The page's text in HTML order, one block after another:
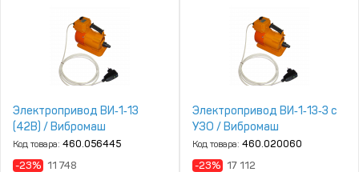
Электропривод ВИ‑1‑13
(42В) / Вибромаш
Код товара: 460.056445
-23% 11 748
Электропривод ВИ‑1‑13‑3 с
УЗО / Вибромаш
Код товара: 460.020060
-23% 17 112